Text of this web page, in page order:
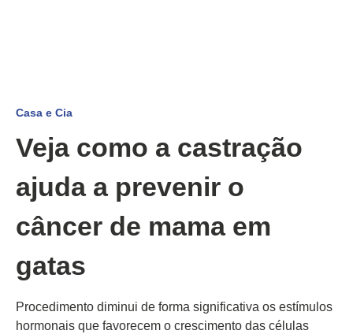
Casa e Cia
Veja como a castração
ajuda a prevenir o
câncer de mama em
gatas
Procedimento diminui de forma significativa os estímulos
hormonais que favorecem o crescimento das células